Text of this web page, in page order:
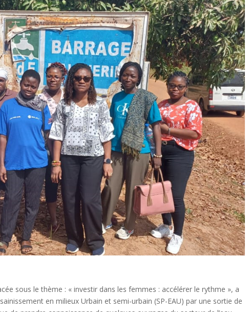
sous le thème : « investir dans les femmes : accélérer le rythme », a
en milieux Urbain et semi-urbain (SP-EAU) par une sortie de